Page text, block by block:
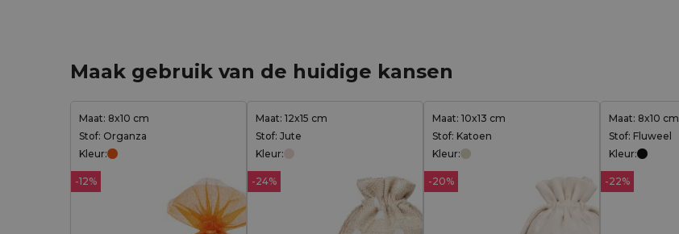
Maak gebruik van de huidige kansen
Maat: 8x10 cm
Stof: Organza
Kleur:
-12%
Maat: 12x15 cm
Stof: Jute
Kleur:
-24%
Maat: 10x13 cm
Stof: Katoen
Kleur:
-20%
Maat: 8x10 cm
Stof: Fluweel
Kleur:
-22%